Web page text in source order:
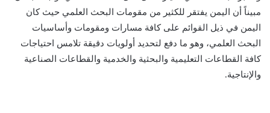
مبيناً أن اليمن يفتقر للكثير من مقومات البحث العلمي حيث كان
اليمن في ذيل القوائم على كافة مسارات ومقومات وأساسيات
البحث العلمي، وهو ما دفع لتحديد أولويات دقيقة تلامس احتياجات
كافة القطاعات التعليمية والبحثية والخدمية والقطاعات الصناعية
والإنتاجية.